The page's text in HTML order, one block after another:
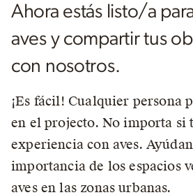
Ahora estás listo/a
aves y compartir tus
con nosotros.
¡Es fácil! Cualquier persona
en el projecto. No importa si
experiencia con aves.
importancia de los espacios
aves en las zonas urbanas.